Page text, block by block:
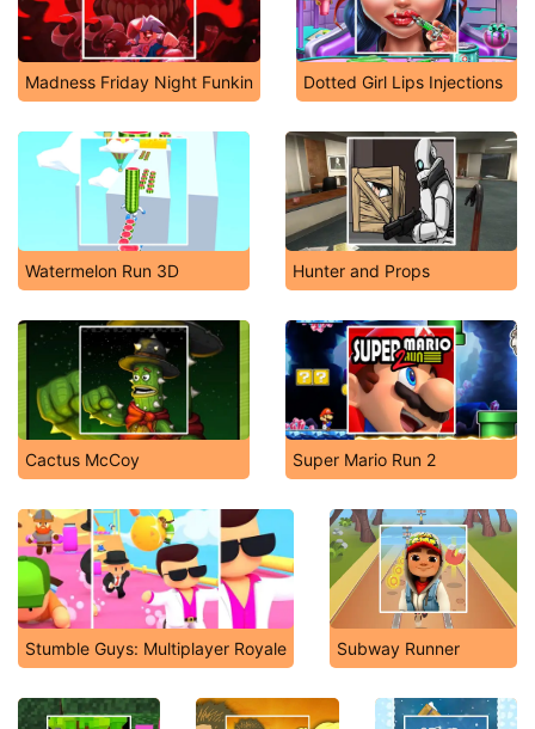
Madness Friday Night Funkin Dotted Girl Lips Injections
Watermelon Run 3D Hunter and Props
Cactus McCoy Super Mario Run 2
Stumble Guys: Multiplayer Royale Subway Runner